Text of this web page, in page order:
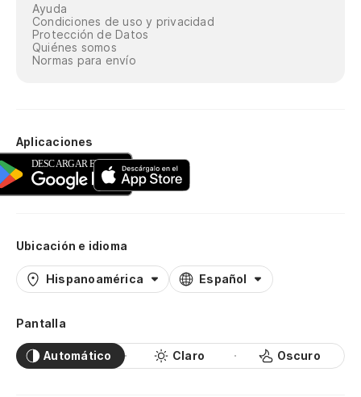
Ayuda
Condiciones de uso y privacidad
Protección de Datos
Quiénes somos
Normas para envío
Aplicaciones
Ubicación e idioma
Hispanoamérica Español
Pantalla
Automático Claro Oscuro